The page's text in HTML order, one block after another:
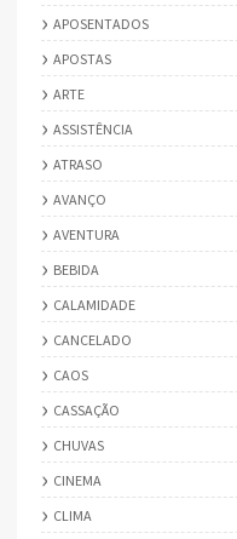
APOSENTADOS
APOSTAS
ARTE
ASSISTÊNCIA
ATRASO
AVANÇO
AVENTURA
BEBIDA
CALAMIDADE
CANCELADO
CAOS
CASSAÇÃO
CHUVAS
CINEMA
CLIMA